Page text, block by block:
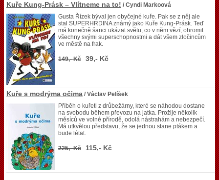
Kuře Kung-Prásk – Vlítneme na to! / Cyndi Markoová
Gusta Řízek býval jen obyčejné kuře. Pak se z něj ale
stal SUPERHRDINA známý jako Kuře Kung-Prásk. Teď
má konečně šanci ukázat světu, co v něm vězí, ohromit
všechny svými superschopnostmi a dát všem zločincům
ve městě na frak.
149,- Kč 39,- Kč
Kuře s modrýma očima / Václav Pelíšek
Příběh o kuřeti z drůbežárny, které se náhodou dostane
na svobodu během převozu na jatka. Prožije několik
měsíců ve volné přírodě, odolá nástrahám a nebezpečí.
Má utkvělou představu, že se jednou stane ptákem a
bude létat.
225,- Kč 115,- Kč